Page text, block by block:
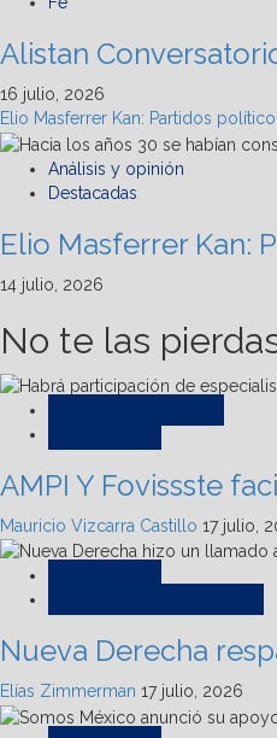
Alistan
16 julio, 2026
Elio Masferrer Kan: Partidos
Análisis y opinión
Destacadas
Elio Masferrer Kan:
14 julio, 2026
No te las
AMPI Y Fovissste
Mauricio Vizcarra Castillo 17 julio,
Nueva Derecha
Elías Zimmerman 17 julio, 2026